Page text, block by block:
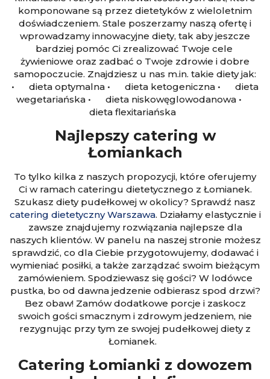
komponowane są przez dietetyków z wieloletnim
doświadczeniem. Stale poszerzamy naszą ofertę i
wprowadzamy innowacyjne diety, tak aby jeszcze
bardziej pomóc Ci zrealizować Twoje cele
żywieniowe oraz zadbać o Twoje zdrowie i dobre
samopoczucie. Znajdziesz u nas m.in. takie diety jak:
• dieta optymalna • dieta ketogeniczna • dieta
wegetariańska • dieta niskowęglowodanowa •
dieta flexitariańska
Najlepszy catering w
Łomiankach
To tylko kilka z naszych propozycji, które oferujemy
Ci w ramach cateringu dietetycznego z Łomianek.
Szukasz diety pudełkowej w okolicy? Sprawdź nasz
catering dietetyczny Warszawa. Działamy elastycznie i
zawsze znajdujemy rozwiązania najlepsze dla
naszych klientów. W panelu na naszej stronie możesz
sprawdzić, co dla Ciebie przygotowujemy, dodawać i
wymieniać posiłki, a także zarządzać swoim bieżącym
zamówieniem. Spodziewasz się gości? W lodówce
pustka, bo od dawna jedzenie odbierasz spod drzwi?
Bez obaw! Zamów dodatkowe porcje i zaskocz
swoich gości smacznym i zdrowym jedzeniem, nie
rezygnując przy tym ze swojej pudełkowej diety z
Łomianek.
Catering Łomianki z dowozem